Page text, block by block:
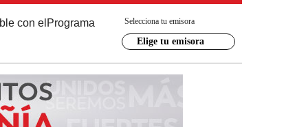
con el Programa Selecciona tu emisora
Elige tu emisora